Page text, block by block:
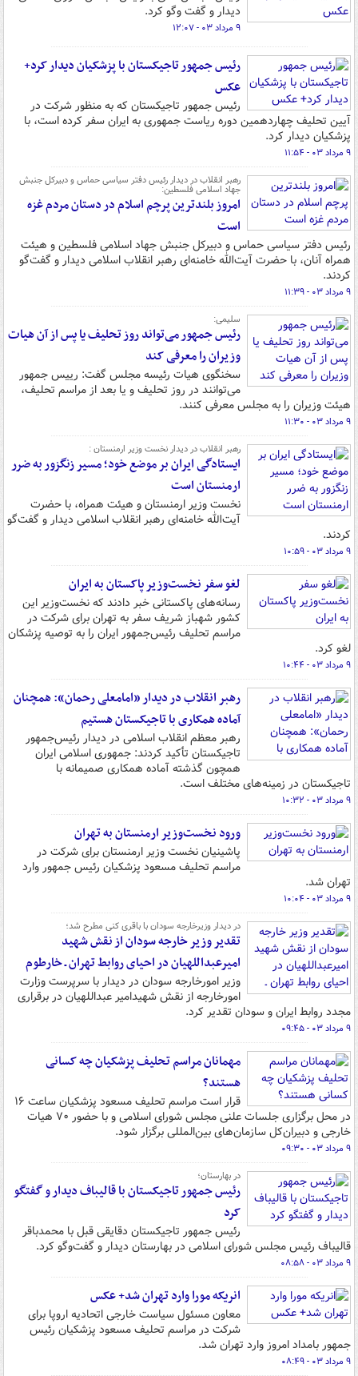
دیدار و گفت وگو کرد.
۹ مرداد ۰۳ - ۱۲:۰۷
رئیس جمهور تاجیکستان با پزشکیان دیدار کرد+
عکس
رئیس جمهور تاجیکستان که به منظور شرکت در
آیین تحلیف چهاردهمین دوره ریاست جمهوری به ایران سفر کرده است، با
پزشکیان دیدار کرد.
۹ مرداد ۰۳ - ۱۱:۵۴
رهبر انقلاب در دیدار رئیس دفتر سیاسی حماس و دبیرکل جنبش
جهاد اسلامی فلسطین:
امروز بلندترین پرچم اسلام در دستان مردم غزه
است
رئیس دفتر سیاسی حماس و دبیرکل جنبش جهاد اسلامی فلسطین و هیئت
همراه آنان، با حضرت آیت‌الله خامنه‌ای رهبر انقلاب اسلامی دیدار و گفت‌گو
کردند.
۹ مرداد ۰۳ - ۱۱:۳۹
سلیمی:
رئیس جمهور می‌تواند روز تحلیف یا پس از آن هیات
وزیران را معرفی کند
سخنگوی هیات رئیسه مجلس گفت: رییس جمهور
می‌توانند در روز تحلیف و یا بعد از مراسم تحلیف،
هیئت وزیران را به مجلس معرفی کنند.
۹ مرداد ۰۳ - ۱۱:۳۰
رهبر انقلاب در دیدار نخست وزیر ارمنستان :
ایستادگی ایران بر موضع خود؛ مسیر زنگزور به ضرر
ارمنستان است
نخست وزیر ارمنستان و هیئت همراه، با حضرت
آیت‌الله خامنه‌ای رهبر انقلاب اسلامی دیدار و گفت‌گو
کردند.
۹ مرداد ۰۳ - ۱۰:۵۹
لغو سفر نخست‌وزیر پاکستان به ایران
رسانه‌های پاکستانی خبر دادند که نخست‌وزیر این
کشور شهباز شریف سفر به تهران برای شرکت در
مراسم تحلیف رئیس‌جمهور ایران را به توصیه پزشکان
لغو کرد.
۹ مرداد ۰۳ - ۱۰:۴۴
رهبر انقلاب در دیدار «امامعلی رحمان»: همچنان
آماده همکاری با تاجیکستان هستیم
رهبر معظم انقلاب اسلامی در دیدار رئیس‌جمهور
تاجیکستان تأکید کردند: جمهوری اسلامی ایران
همچون گذشته آماده همکاری صمیمانه با
تاجیکستان در زمینه‌های مختلف است.
۹ مرداد ۰۳ - ۱۰:۳۲
ورود نخست‌وزیر ارمنستان به تهران
پاشینیان نخست وزیر ارمنستان برای شرکت در
مراسم تحلیف مسعود پزشکیان رئیس جمهور وارد
تهران شد.
۹ مرداد ۰۳ - ۱۰:۰۴
در دیدار وزیرخارجه سودان با باقری کنی مطرح شد؛
تقدیر وزیر خارجه سودان از نقش شهید
امیرعبداللهیان در احیای روابط تهران ـ خارطوم
وزیر امورخارجه سودان در دیدار با سرپرست وزارت
امورخارجه از نقش شهیدامیر عبداللهیان در برقراری
مجدد روابط ایران و سودان تقدیر کرد.
۹ مرداد ۰۳ - ۰۹:۴۵
مهمانان مراسم تحلیف پزشکیان چه کسانی
هستند؟
قرار است مراسم تحلیف مسعود پزشکیان ساعت ۱۶
در محل برگزاری جلسات علنی مجلس شورای اسلامی و با حضور ۷۰ هیات
خارجی و دبیران‌کل سازمان‌های بین‌المللی برگزار شود.
۹ مرداد ۰۳ - ۰۹:۳۰
در بهارستان؛
رئیس جمهور تاجیکستان با قالیباف دیدار و گفتگو
کرد
رئیس جمهور تاجیکستان دقایقی قبل با محمدباقر
قالیباف رئیس مجلس شورای اسلامی در بهارستان دیدار و گفت‌وگو کرد.
۹ مرداد ۰۳ - ۰۸:۵۸
انریکه مورا وارد تهران شد+ عکس
معاون مسئول سیاست خارجی اتحادیه اروپا برای
شرکت در مراسم تحلیف مسعود پزشکیان رئیس
جمهور بامداد امروز وارد تهران شد.
۹ مرداد ۰۳ - ۰۸:۴۹